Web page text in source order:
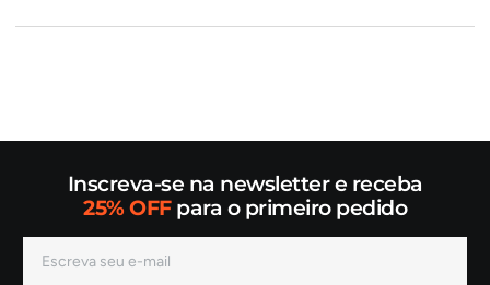
Inscreva-se na newsletter e receba
25% OFFpara o primeiro pedido